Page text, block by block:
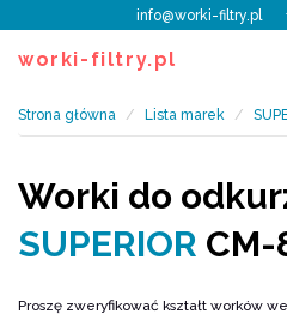
info@worki-filtry.pl
worki-filtry.pl
Strona główna Lista marek
Worki do
SUPERIOR CM-
Proszę zweryfikować kształt worków